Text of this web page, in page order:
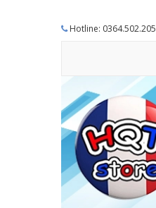
Hotline: 0364.502.205